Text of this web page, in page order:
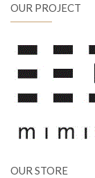
OUR PROJECT
OUR STORE